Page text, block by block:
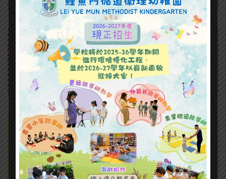
Hobbies
Aenean quis risus sit amet est auctor
semper. Praesent condimentum, sem ac
ornare condimentum.
Courses
Cras eu nisl magna. Ut eget aliquet elit,
vel fringilla orci. Donec vel nisi tempus,
convallis nunc et, tempus ipsum.